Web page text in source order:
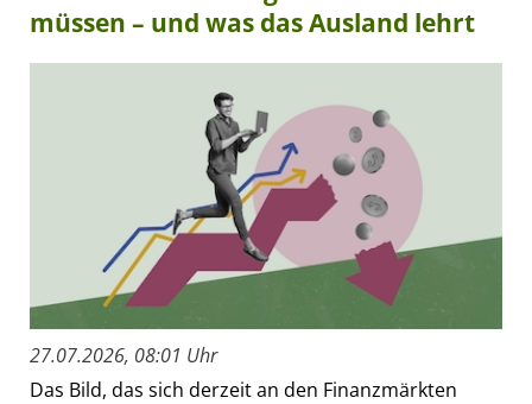
müssen – und was das Ausland lehrt
27.07.2026, 08:01 Uhr
Das Bild, das sich derzeit an den Finanzmärkten